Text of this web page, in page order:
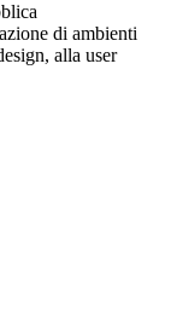
di ambienti
alla user